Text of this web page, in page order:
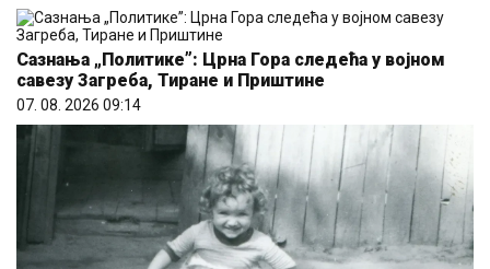
Сазнања „Политике”: Црна Гора следећа у војном
савезу Загреба, Тиране и Приштине
07. 08. 2026 09:14